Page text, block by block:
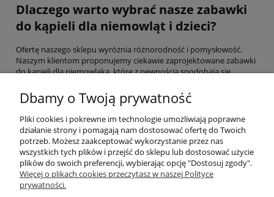
Dlaczego warto wybrać nasze zabawki
do kąpieli dla niemowląt i dzieci?
Ofertę naszego sklepu wyróżnia różnorodność i pomysłowość.
Naszym klientom proponujemy ciekawie zaprojektowane zabawki
do kąpieli dla niemowlaka, które z pewnością spodobają się
edukacyjny, jak i integracyjny . Zabawki do kąpieli dla niemowląt
i dzieci to doskonała propozycja również dla tych, którzy po prostu
chcą spędzać z dzieckiem czas kąpieli. Mnogość wzorów i kolorów
sprawi, że odkrywanie kolejnych wariantów zabawy będzie
prawdziwą przyjemnością.
Reasumując, nasze zabawki do kąpieli dla niemowląt i nieco
większych pociech to strzał w dziesiątkę.
Dbamy o Twoją prywatność
Pliki cookies i pokrewne im technologie umożliwiają poprawne
działanie strony i pomagają nam dostosować ofertę do Twoich
potrzeb. Możesz zaakceptować wykorzystanie przez nas
wszystkich tych plików i przejść do sklepu lub dostosować użycie
plików do swoich preferencji, wybierając opcję "Dostosuj zgody".
Więcej o plikach cookies przeczytasz w naszej Polityce
prywatności.